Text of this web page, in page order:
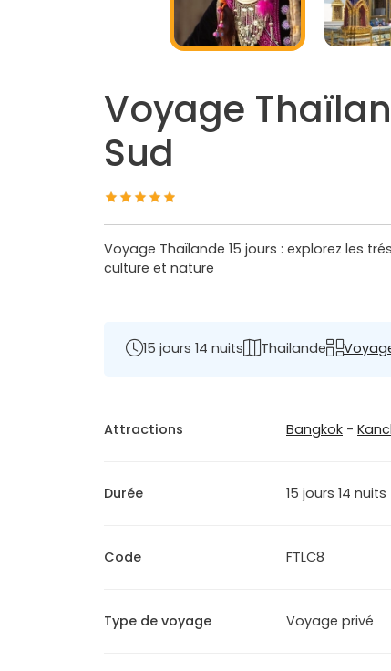
Voyage
Sud
Voyage Thaïlande 15 jours : explorez les
culture et nature
15 jours 14 nuits Thailande
Attractions Bangkok -
Durée 15 jours 14 nuits
Code FTLC8
Type de voyage Voyage privé